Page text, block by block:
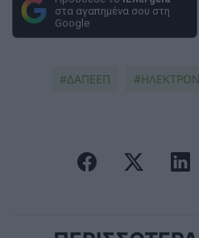
στα αγαπημένα σου στη
Google
ΔΑΠΕΕΠ